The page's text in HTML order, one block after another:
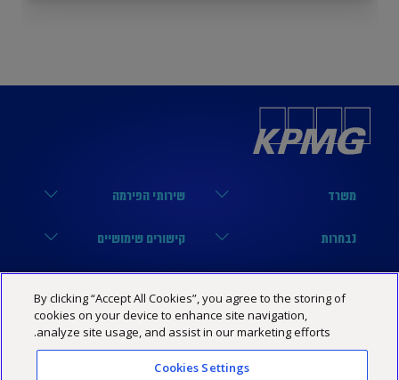
משרד
הארבעה 17, תל אביב
03-6848444
Israel@kpmg.com
שירותי הפירמה
מערך הביקורת
מערך היעוץ
נבחרות
נבחרת טכנולוגיה
נבחרת פיננסים
נבחרת נדל”ן
קישורים שימושיים
הסיפור שלנו
מרכז מידע
שותפים
Facebook
מדיניות פרטיות הצהרת נגישות תנאי האתר
By clicking “Accept All Cookies”, you agree to the storing of
cookies on your device to enhance site navigation,
analyze site usage, and assist in our marketing efforts.
Cookies Settings